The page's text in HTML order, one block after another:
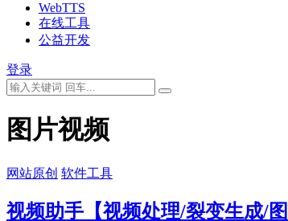
WebTTS
在线工具
公益开发
登录
图片视频
网站原创 软件工具
视频助手【视频处理/裂变生成/